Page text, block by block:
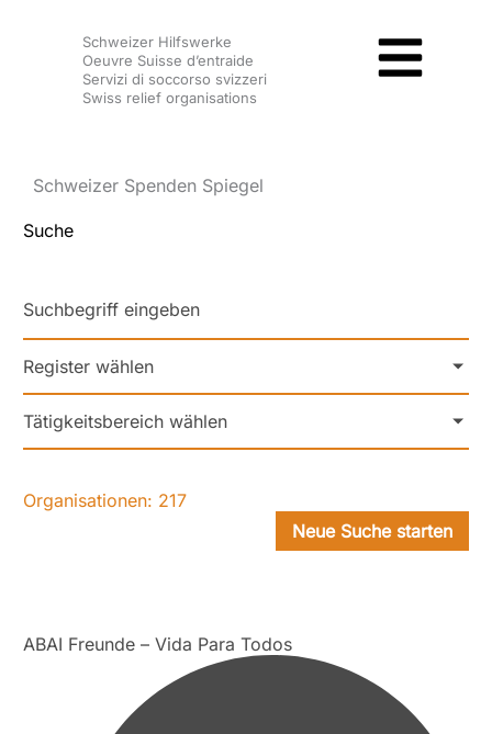
Schweizer Hilfswerke
Oeuvre Suisse d’entraide
Servizi di soccorso svizzeri
Swiss relief organisations
Schweizer Spenden Spiegel
Suche
Register wählen
Tätigkeitsbereich wählen
Organisationen: 217
Neue Suche starten
ABAI Freunde – Vida Para Todos